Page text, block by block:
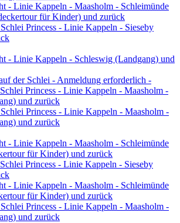
- Linie Kappeln - Maasholm - Schleimünde
für Kinder) und zurück
Princess - Linie Kappeln - Sieseby
- Linie Kappeln - Schleswig (Landgang) und
der Schlei - Anmeldung erforderlich -
Princess - Linie Kappeln - Maasholm -
und zurück
Princess - Linie Kappeln - Maasholm -
und zurück
- Linie Kappeln - Maasholm - Schleimünde
für Kinder) und zurück
Princess - Linie Kappeln - Sieseby
- Linie Kappeln - Maasholm - Schleimünde
für Kinder) und zurück
Princess - Linie Kappeln - Maasholm -
und zurück